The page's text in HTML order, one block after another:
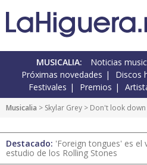
MUSICALIA: Noticias
Próximas novedades
Discos
Festivales
Premios
Musicalia > Skylar Grey > Don't look down
Destacado: 'Foreign tongues' es el
estudio de los Rolling Stones